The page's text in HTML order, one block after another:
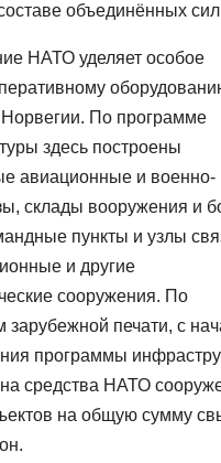
объединённых
НАТО уделяет особое
Норвегии. По программе
здесь построены
авиационные и военно-
склады вооружения и
пункты и узлы
и другие
сооружения. По
печати, с
программы
средства НАТО
на общую сумму